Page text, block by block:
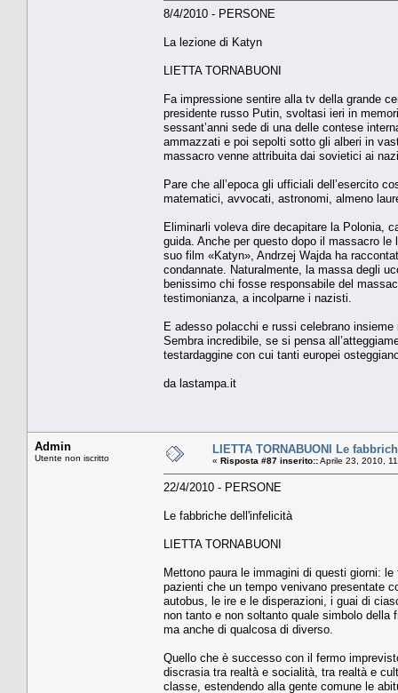
8/4/2010 - PERSONE
La lezione di Katyn
LIETTA TORNABUONI
Fa impressione sentire alla tv della grande
presidente russo Putin, svoltasi ieri in
sessant’anni sede di una delle contese
ammazzati e poi sepolti sotto gli alberi in
massacro venne attribuita dai sovietici ai
Pare che all’epoca gli ufficiali dell’esercito
matematici, avvocati, astronomi, almeno
Eliminarli voleva dire decapitare la Polonia,
guida. Anche per questo dopo il massacro
suo film «Katyn», Andrzej Wajda ha
condannate. Naturalmente, la massa degli
benissimo chi fosse responsabile del
testimonianza, a incolparne i nazisti.
E adesso polacchi e russi celebrano
Sembra incredibile, se si pensa
testardaggine con cui tanti europei
da lastampa.it
Admin
Utente non iscritto
LIETTA TORNABUONI Le
« Risposta #87 inserito::Aprile 23, 2010,
22/4/2010 - PERSONE
Le fabbriche dell'infelicità
LIETTA TORNABUONI
Mettono paura le immagini di questi giorni:
pazienti che un tempo venivano presentate
autobus, le ire e le disperazioni, i guai di
non tanto e non soltanto quale simbolo
ma anche di qualcosa di diverso.
Quello che è successo con il fermo
discrasia tra realtà e socialità, tra realtà e
classe, estendendo alla gente comune le